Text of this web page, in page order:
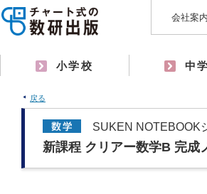
会社案
小学校 中
戻る
SUKEN NOTEBOOK
新課程 クリアー数学B 完